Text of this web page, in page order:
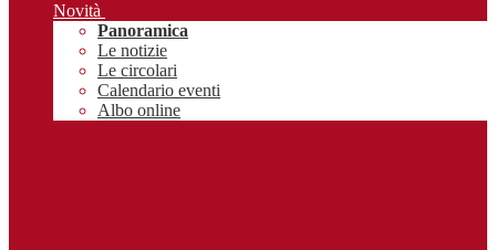
Novità
Panoramica
Le notizie
Le circolari
Calendario eventi
Albo online